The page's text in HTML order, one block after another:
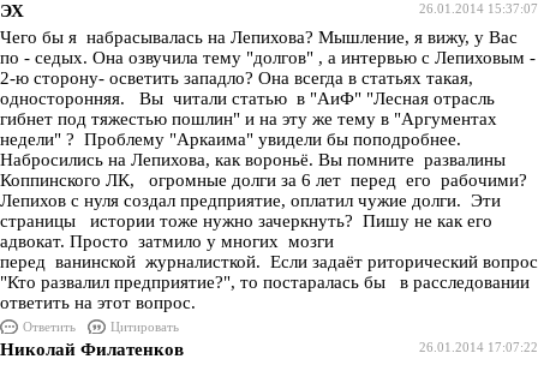
26.01.2014 15:37:07
ЭХ
Чего бы я набрасывалась на Лепихова? Мышление, я вижу, у Вас
по - седых. Она озвучила тему "долгов" , а интервью с Лепиховым -
2-ю сторону- осветить западло? Она всегда в статьях такая,
односторонняя. Вы читали статью в "АиФ" "Лесная отрасль
гибнет под тяжестью пошлин" и на эту же тему в "Аргументах
недели" ? Проблему "Аркаима" увидели бы поподробнее.
Набросились на Лепихова, как вороньё. Вы помните развалины
Коппинского ЛК, огромные долги за 6 лет перед его рабочими?
Лепихов с нуля создал предприятие, оплатил чужие долги. Эти
страницы истории тоже нужно зачеркнуть? Пишу не как его
адвокат. Просто затмило у многих мозги
перед ванинской журналисткой. Если задаёт риторический вопрос
"Кто развалил предприятие?", то постаралась бы в расследовании
ответить на этот вопрос.
Ответить
Цитировать
26.01.2014 17:07:22
Николай Филатенков